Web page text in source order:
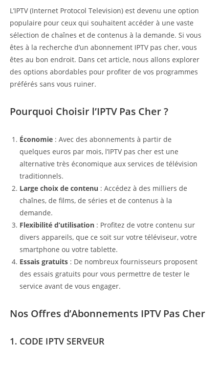
L’IPTV (Internet Protocol Television) est devenu une option
populaire pour ceux qui souhaitent accéder à une vaste
sélection de chaînes et de contenus à la demande. Si vous
êtes à la recherche d’un abonnement IPTV pas cher, vous
êtes au bon endroit. Dans cet article, nous allons explorer
des options abordables pour profiter de vos programmes
préférés sans vous ruiner.
Pourquoi Choisir l’IPTV Pas Cher ?
Économie : Avec des abonnements à partir de
quelques euros par mois, l’IPTV pas cher est une
alternative très économique aux services de télévision
traditionnels.
Large choix de contenu : Accédez à des milliers de
chaînes, de films, de séries et de contenus à la
demande.
Flexibilité d’utilisation : Profitez de votre contenu sur
divers appareils, que ce soit sur votre téléviseur, votre
smartphone ou votre tablette.
Essais gratuits : De nombreux fournisseurs proposent
des essais gratuits pour vous permettre de tester le
service avant de vous engager.
Nos Offres d’Abonnements IPTV Pas Cher
1. CODE IPTV SERVEUR